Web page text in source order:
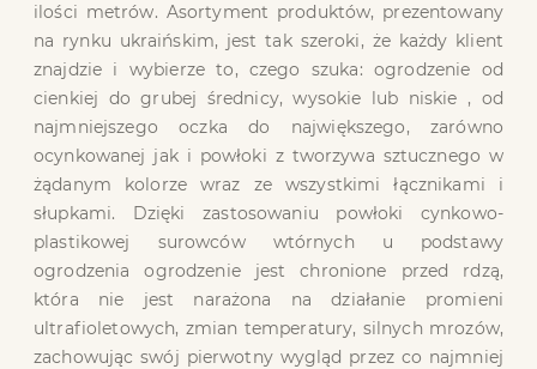
ilości metrów. Asortyment produktów, prezentowany
na rynku ukraińskim, jest tak szeroki, że każdy klient
znajdzie i wybierze to, czego szuka: ogrodzenie od
cienkiej do grubej średnicy, wysokie lub niskie , od
najmniejszego oczka do największego, zarówno
ocynkowanej jak i powłoki z tworzywa sztucznego w
żądanym kolorze wraz ze wszystkimi łącznikami i
słupkami. Dzięki zastosowaniu powłoki cynkowo-
plastikowej surowców wtórnych u podstawy
ogrodzenia ogrodzenie jest chronione przed rdzą,
która nie jest narażona na działanie promieni
ultrafioletowych, zmian temperatury, silnych mrozów,
zachowując swój pierwotny wygląd przez co najmniej